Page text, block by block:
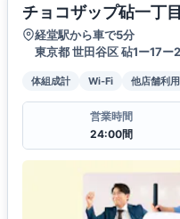
チョコザップ砧一丁
経堂駅から車で5分
東京都 世田谷区 砧1ー17ー
体組成計 Wi-Fi 他店舗利用
営業時間
24:00間